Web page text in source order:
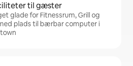
til gæster
glade for Fitnessrum, Grill og
plads til bærbar computer i